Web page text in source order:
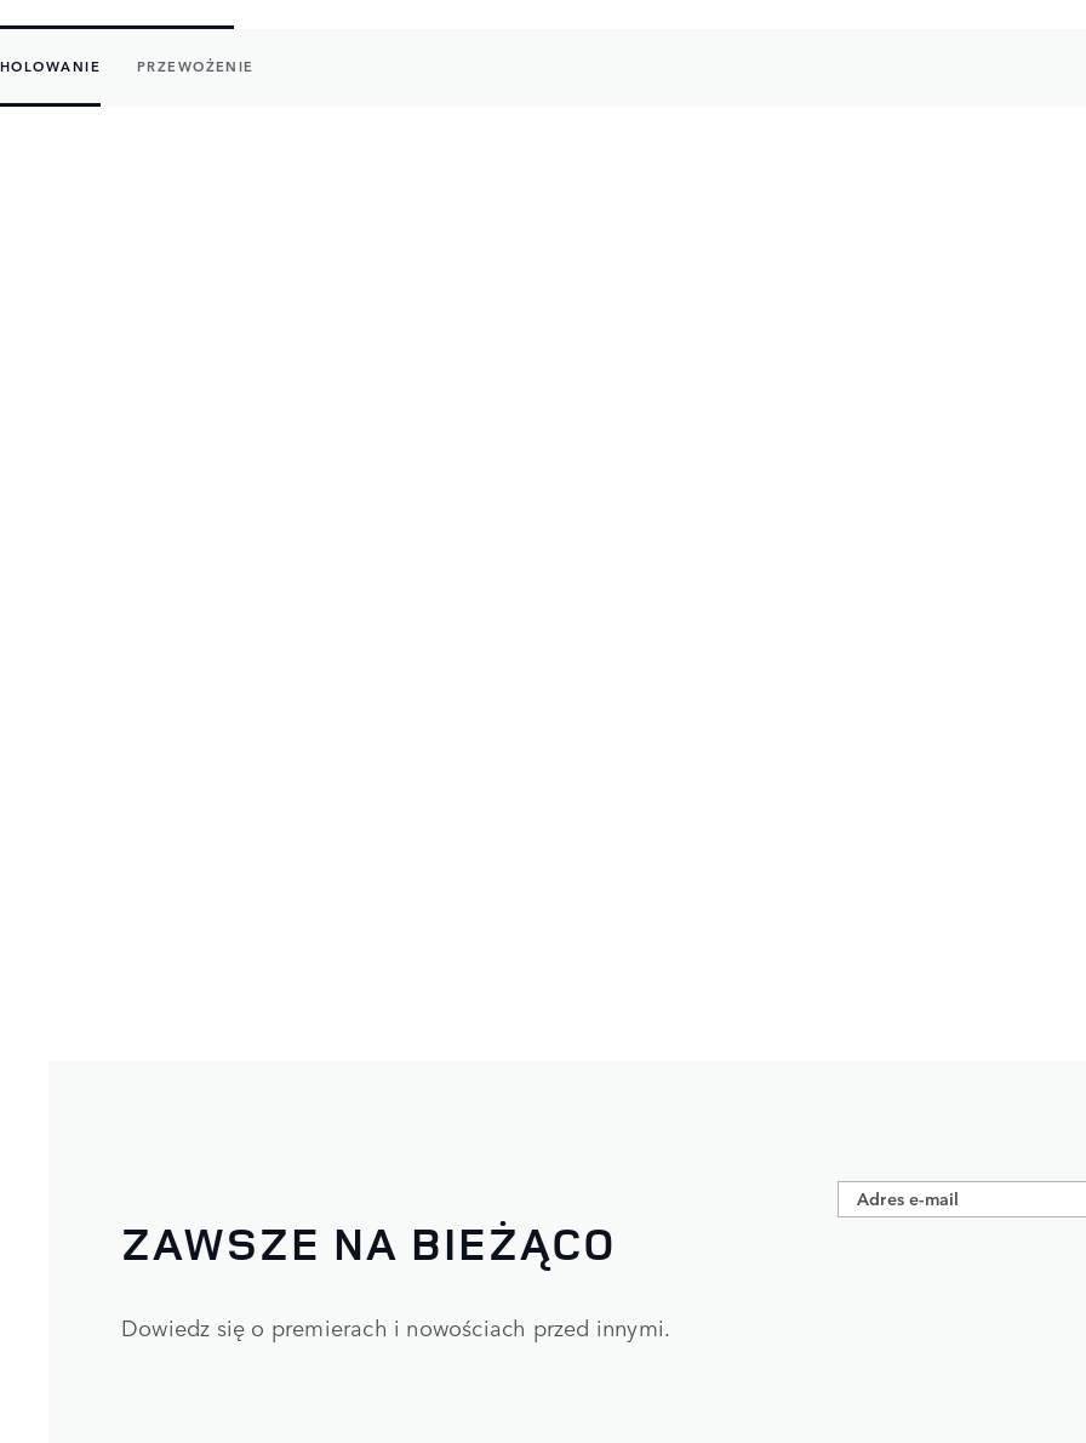
HOLOWANIE PRZEWOŻENIE
ZAWSZE NA BIEŻĄCO
Dowiedz się o premierach i nowościach przed innymi.​